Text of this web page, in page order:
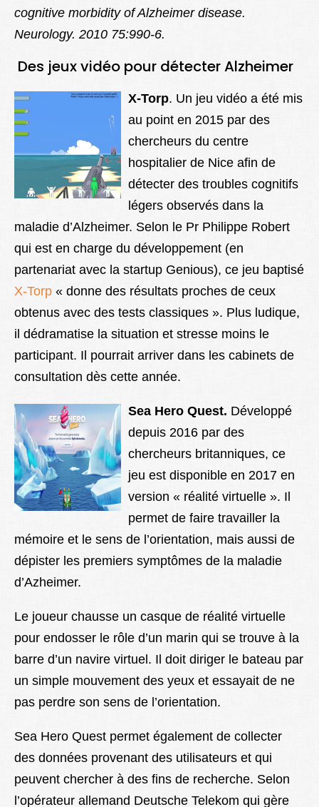
cognitive morbidity of Alzheimer disease.
Neurology. 2010 75:990-6.
Des jeux vidéo pour détecter Alzheimer
X-Torp. Un jeu vidéo a été mis
au point en 2015 par des
chercheurs du centre
hospitalier de Nice afin de
détecter des troubles cognitifs
légers observés dans la
maladie d’Alzheimer. Selon le Pr Philippe Robert
qui est en charge du développement (en
partenariat avec la startup Genious), ce jeu baptisé
X-Torp « donne des résultats proches de ceux
obtenus avec des tests classiques ». Plus ludique,
il dédramatise la situation et stresse moins le
participant. Il pourrait arriver dans les cabinets de
consultation dès cette année.
Sea Hero Quest. Développé
depuis 2016 par des
chercheurs britanniques, ce
jeu est disponible en 2017 en
version « réalité virtuelle ». Il
permet de faire travailler la
mémoire et le sens de l’orientation, mais aussi de
dépister les premiers symptômes de la maladie
d’Azheimer.
Le joueur chausse un casque de réalité virtuelle
pour endosser le rôle d’un marin qui se trouve à la
barre d’un navire virtuel. Il doit diriger le bateau par
un simple mouvement des yeux et essayait de ne
pas perdre son sens de l’orientation.
Sea Hero Quest permet également de collecter
des données provenant des utilisateurs et qui
peuvent chercher à des fins de recherche. Selon
l’opérateur allemand Deutsche Telekom qui gère